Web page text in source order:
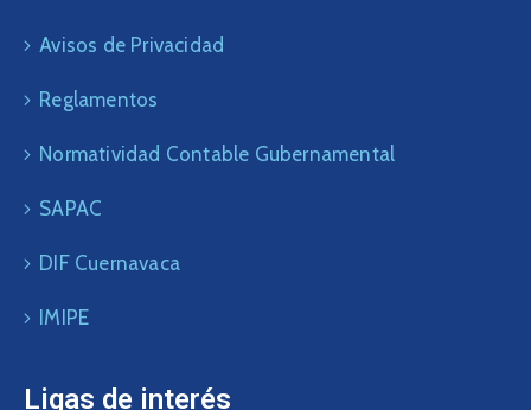
Avisos de Privacidad
Reglamentos
Normatividad Contable Gubernamental
SAPAC
DIF Cuernavaca
IMIPE
Ligas de interés